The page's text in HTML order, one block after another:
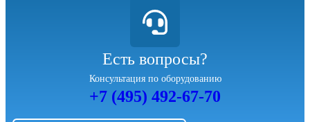
Есть вопросы?
Консультация по оборудованию
+7 (495) 492-67-70